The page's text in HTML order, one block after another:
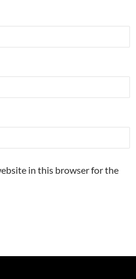
in this browser for the